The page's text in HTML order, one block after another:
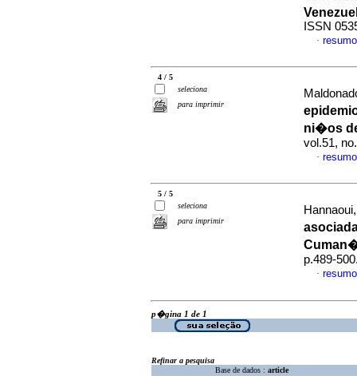
ISSN
·
4 / 5
seleciona
para imprimir
ni�os
vol.51,
·
5 / 5
seleciona
para imprimir
p.489-
·
p�gina 1 de 1
Refinar a pesquisa
Base de dados : article